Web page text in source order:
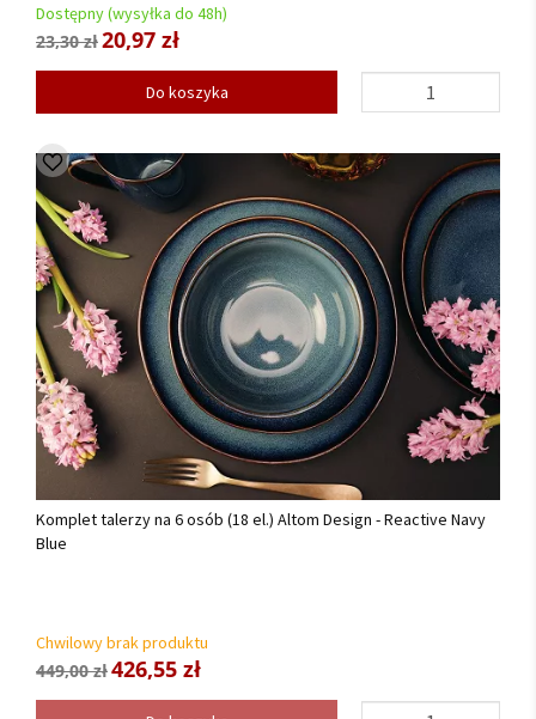
Dostępny (wysyłka do 48h)
23,30 zł20,97 zł
Do koszyka
Komplet talerzy na 6 osób (18 el.) Altom Design - Reactive Navy
Blue
Chwilowy brak produktu
449,00 zł426,55 zł